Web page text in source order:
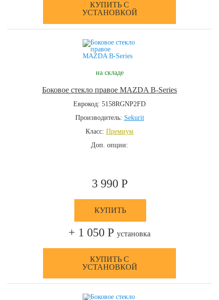
КУПИТЬ С
УСТАНОВКОЙ
на складе
Боковое стекло правое MAZDA B-Series
Еврокод: 5158RGNP2FD
Производитель: Sekurit
Класс: Премиум
Доп. опции:
3 990 Р
КУПИТЬ
+ 1 050 Р установка
КУПИТЬ С
УСТАНОВКОЙ